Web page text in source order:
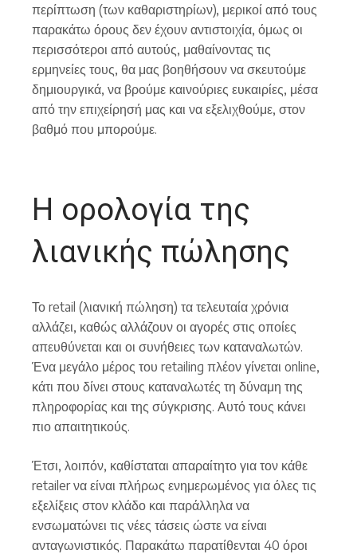
περίπτωση (των καθαριστηρίων), μερικοί από τους
παρακάτω όρους δεν έχουν αντιστοιχία, όμως οι
περισσότεροι από αυτούς, μαθαίνοντας τις
ερμηνείες τους, θα μας βοηθήσουν να σκευτούμε
δημιουργικά, να βρούμε καινούριες ευκαιρίες, μέσα
από την επιχείρησή μας και να εξελιχθούμε, στον
βαθμό που μπορούμε.
Η ορολογία της
λιανικής πώλησης
Το retail (λιανική πώληση) τα τελευταία χρόνια
αλλάζει, καθώς αλλάζουν οι αγορές στις οποίες
απευθύνεται και οι συνήθειες των καταναλωτών.
Ένα μεγάλο μέρος του retailing πλέον γίνεται online,
κάτι που δίνει στους καταναλωτές τη δύναμη της
πληροφορίας και της σύγκρισης. Αυτό τους κάνει
πιο απαιτητικούς.
Έτσι, λοιπόν, καθίσταται απαραίτητο για τον κάθε
retailer να είναι πλήρως ενημερωμένος για όλες τις
εξελίξεις στον κλάδο και παράλληλα να
ενσωματώνει τις νέες τάσεις ώστε να είναι
ανταγωνιστικός. Παρακάτω παρατίθενται 40 όροι